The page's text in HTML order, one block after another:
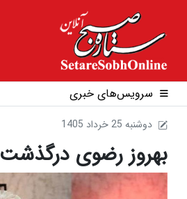
سرویس‌های خبری
1405 دوشنبه 25 خرداد
بهروز رضوی درگذشت